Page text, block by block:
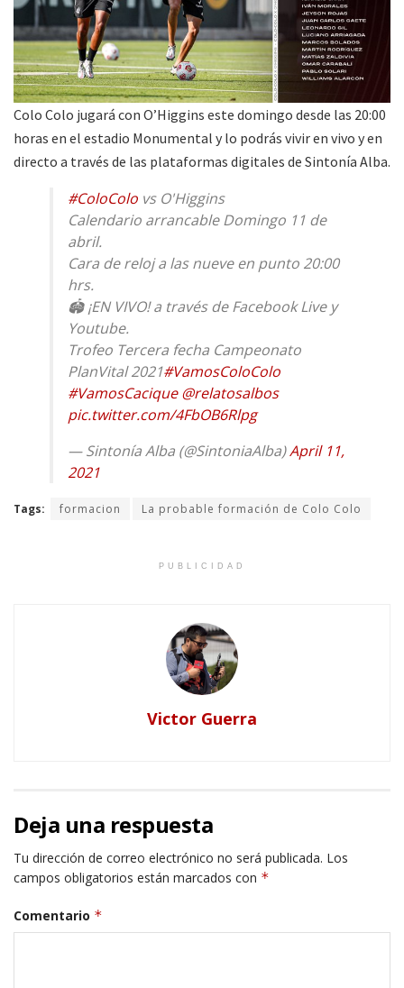
Colo Colo jugará con O’Higgins este domingo desde las 20:00
horas en el estadio Monumental y lo podrás vivir en vivo y en
directo a través de las plataformas digitales de Sintonía Alba.
#ColoColo vs O'Higgins
Calendario arrancable Domingo 11 de
abril.
Cara de reloj a las nueve en punto 20:00
hrs.
🏟 ¡EN VIVO! a través de Facebook Live y
Youtube.
Trofeo Tercera fecha Campeonato
PlanVital 2021#VamosColoColo
#VamosCacique @relatosalbos
pic.twitter.com/4FbOB6Rlpg
— Sintonía Alba (@SintoniaAlba)April 11,
2021
Tags: formacion La probable formación de Colo Colo
PUBLICIDAD
Victor Guerra
Deja una respuesta
Tu dirección de correo electrónico no será publicada. Los
campos obligatorios están marcados con *
Comentario *